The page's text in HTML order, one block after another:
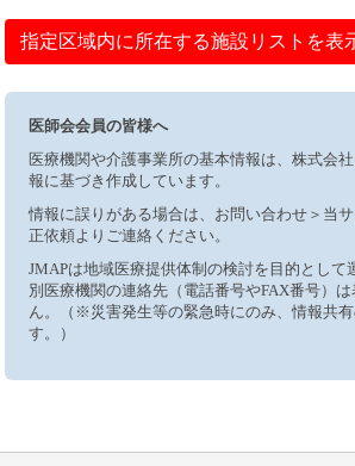
指定区域内に所在する施設リストを表
医師会会員の皆様へ
医療機関や介護事業所の基本情報は、株式会
報に基づき作成しています。
情報に誤りがある場合は、お問い合わせ＞当
正依頼よりご連絡ください。
JMAPは地域医療提供体制の検討を目的として
別医療機関の連絡先（電話番号やFAX番号）
ん。（※災害発生等の緊急時にのみ、情報共
す。）